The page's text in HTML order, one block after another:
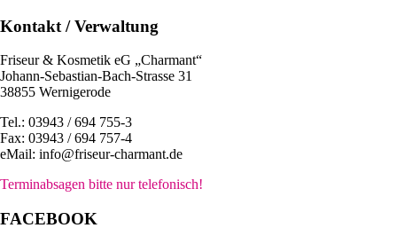
Kontakt / Verwaltung
Friseur & Kosmetik eG „Charmant“
Johann-Sebastian-Bach-Strasse 31
38855 Wernigerode
Tel.: 03943 / 694 755-3
Fax: 03943 / 694 757-4
eMail: info@friseur-charmant.de
Terminabsagen bitte nur telefonisch!
FACEBOOK